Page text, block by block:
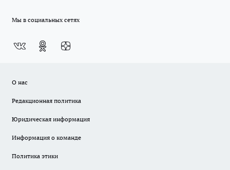
Мы в социальных сетях
О нас
Редакционная политика
Юридическая информация
Информация о команде
Политика этики